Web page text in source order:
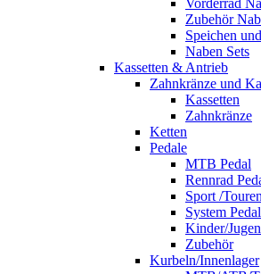
Vorderrad
Zubehör
Speichen
Naben Sets
Kassetten & Antrieb
Zahnkränze und
Kassetten
Zahnkränze
Ketten
Pedale
MTB Pedal
Rennrad
Sport /
System Pedal
Kinder/
Zubehör
Kurbeln/Innenlager